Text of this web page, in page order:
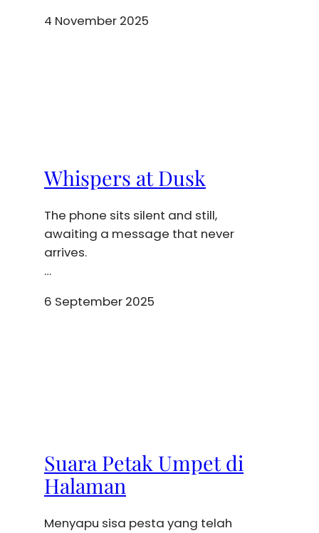
4 November 2025
Whispers at Dusk
The phone sits silent and still,
awaiting a message that never
arrives.
…
6 September 2025
Suara Petak Umpet di
Halaman
Menyapu sisa pesta yang telah